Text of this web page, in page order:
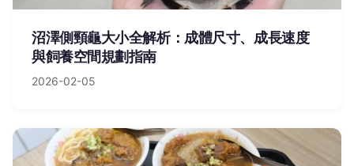
沼澤側頸龜大小全解析：成體尺寸、成長速度
與飼養空間規劃指南
2026-02-05